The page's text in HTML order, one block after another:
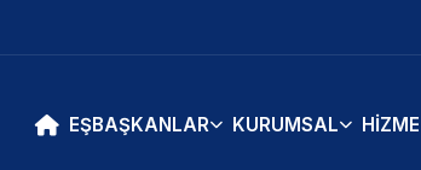
EŞBAŞKANLAR KURUMSAL